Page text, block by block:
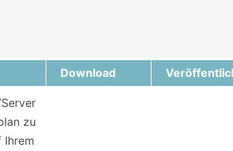
Download
zu
Ihrem